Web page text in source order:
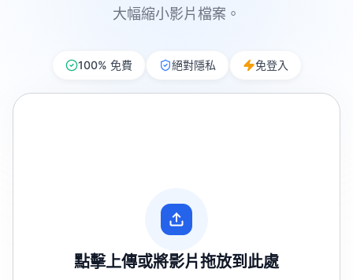
大幅縮小影片檔案。
100% 免費 絕對隱私 免登入
點擊上傳或將影片拖放到此處